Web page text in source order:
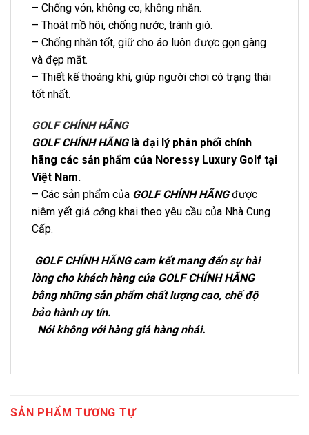
– Chống vón, không co, không nhăn.
– Thoát mồ hôi, chống nước, tránh gió.
– Chống nhăn tốt, giữ cho áo luôn được gọn gàng
và đẹp mắt.
– Thiết kế thoáng khí, giúp người chơi có trạng thái
tốt nhất.
GOLF CHÍNH HÃNG
GOLF CHÍNH HÃNGlà đại lý phân phối chính
hãng các sản phẩm của Noressy Luxury Golf tại
Việt Nam.
– Các sản phẩm của GOLF CHÍNH HÃNGđược
niêm yết giá công khai theo yêu cầu của Nhà Cung
Cấp.
GOLF CHÍNH HÃNG cam kết mang đến sự hài
lòng cho khách hàng của GOLF CHÍNH HÃNG
bằng những sản phẩm chất lượng cao, chế độ
bảo hành uy tín.
Nói không với hàng giả hàng nhái.
SẢN PHẨM TƯƠNG TỰ